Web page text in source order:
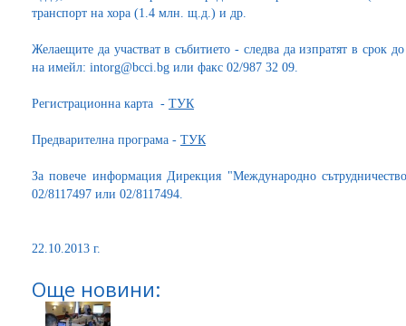
транспорт на хора (1.4 млн. щ.д.) и др.
Желаещите да участват в събитието - следва да изпратят в срок
на имейл: intorg@bcci.bg или факс 02/987 32 09.
Регистрационна карта - ТУК
Предварителна програма - ТУК
За повече информация Дирекция "Международно
02/8117497 или 02/8117494.
22.10.2013 г.
Още новини: